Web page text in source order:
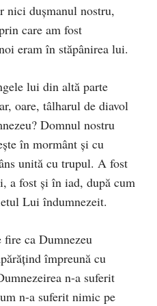
nici dușmanul nostru,
care am fost
eram în stăpânirea lui.
lui din altă parte
oare, tâlharul de diavol
Domnul nostru
în mormânt și cu
unită cu trupul. A fost
a fost și în iad, după cum
Lui îndumnezeit.
ca Dumnezeu
împreună cu
n-a suferit
n-a suferit nimic pe